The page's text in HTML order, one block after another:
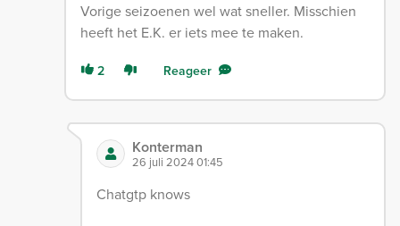
Vorige seizoenen wel wat sneller. Misschien
heeft het E.K. er iets mee te maken.
2 Reageer
Konterman
26 juli 2024 01:45
Chatgtp knows